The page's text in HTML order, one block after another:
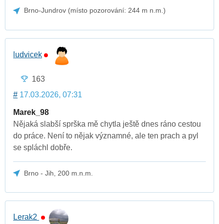
Brno-Jundrov (místo pozorování: 244 m n.m.)
ludvicek
163
# 17.03.2026, 07:31
Marek_98
Nějaká slabší sprška mě chytla ještě dnes ráno cestou
do práce. Není to nějak významné, ale ten prach a pyl
se spláchl dobře.
Brno - Jih, 200 m.n.m.
Lerak2